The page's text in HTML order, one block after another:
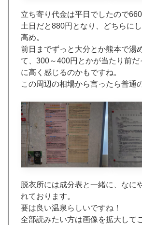
立ち寄り代金は平日でしたので660
土日だと880円となり、どちらに
高め。
前日までずっと大分とか熊本で湯
て、300～400円とかが当たり前
に高く感じるのかもですね。
この周辺の相場から言ったら普通
脱衣所には成分表と一緒に、なに
れております。
要は良い温泉らしいですね！
全部読みたい方は画像を拡大して